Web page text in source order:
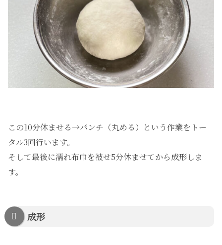
この10分休ませる→パンチ（丸める）という作業をトー
タル3回行います。
そして最後に濡れ布巾を被せ5分休ませてから成形しま
す。
成形